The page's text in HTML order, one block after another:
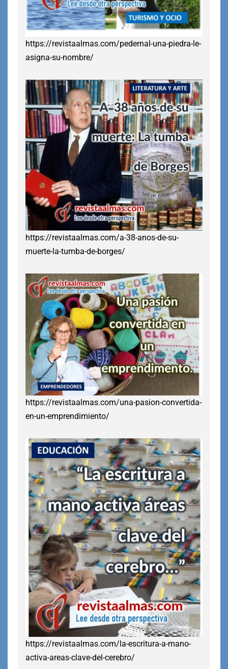
https://revistaalmas.com/pedernal-una-piedra-le-
asigna-su-nombre/
https://revistaalmas.com/a-38-anos-de-su-
muerte-la-tumba-de-borges/
https://revistaalmas.com/una-pasion-convertida-
en-un-emprendimiento/
https://revistaalmas.com/la-escritura-a-mano-
activa-areas-clave-del-cerebro/